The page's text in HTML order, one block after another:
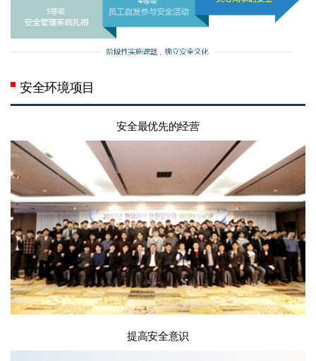
安全环境项目
安全最优先的经营
提高安全意识